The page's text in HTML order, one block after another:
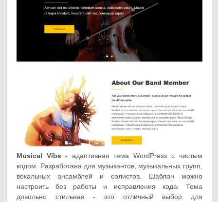
Musical Vibe- адаптивная тема WordPress с чистым
кодом. Разработана для музыкантов, музыкальных групп,
вокальных ансамблей и солистов. Шаблон можно
настроить без работы и исправления кода. Тема
довольно стильная - это отличный выбор для